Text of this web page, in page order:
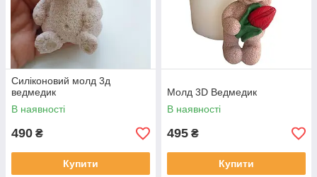
Силіконовий молд 3д
ведмедик
В наявності
490 ₴
Купити
Молд 3D Ведмедик
В наявності
495 ₴
Купити